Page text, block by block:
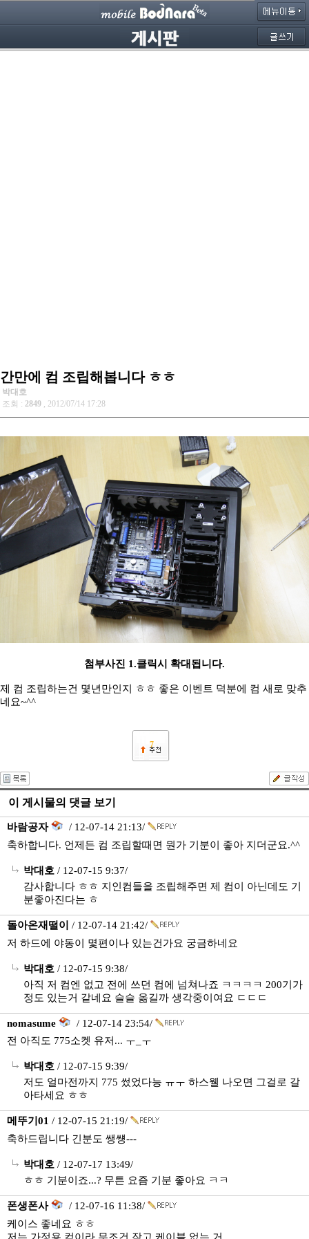
간만에 컴 조립해봅니다 ㅎㅎ
박대호
조회 : 2849 , 2012/07/14 17:28
첨부사진 1.클릭시 확대됩니다.
제 컴 조립하는건 몇년만인지 ㅎㅎ 좋은 이벤트 덕분에 컴 새로 맞추
네요~^^
7
이 게시물의 댓글 보기
바람공자
/ 12-07-14 21:13/
축하합니다. 언제든 컴 조립할때면 뭔가 기분이 좋아 지더군요.^^
박대호 / 12-07-15 9:37/
감사합니다 ㅎㅎ 지인컴들을 조립해주면 제 컴이 아닌데도 기
분좋아진다는 ㅎ
돌아온재떨이
/ 12-07-14 21:42/
저 하드에 야동이 몇편이나 있는건가요 궁금하네요
박대호 / 12-07-15 9:38/
아직 저 컴엔 없고 전에 쓰던 컴에 넘쳐나죠 ㅋㅋㅋㅋ 200기가
정도 있는거 같네요 슬슬 옮길까 생각중이여요 ㄷㄷㄷ
nomasume
/ 12-07-14 23:54/
전 아직도 775소켓 유저... ㅜ_ㅜ
박대호 / 12-07-15 9:39/
저도 얼마전까지 775 썼었다능 ㅠㅜ 하스웰 나오면 그걸로 갈
아타세요 ㅎㅎ
메뚜기01 / 12-07-15 21:19/
축하드립니다 긴분도 쌩썡---
박대호 / 12-07-17 13:49/
ㅎㅎ 기분이죠...? 무튼 요즘 기분 좋아요 ㅋㅋ
폰생폰사
/ 12-07-16 11:38/
케이스 좋네요 ㅎㅎ